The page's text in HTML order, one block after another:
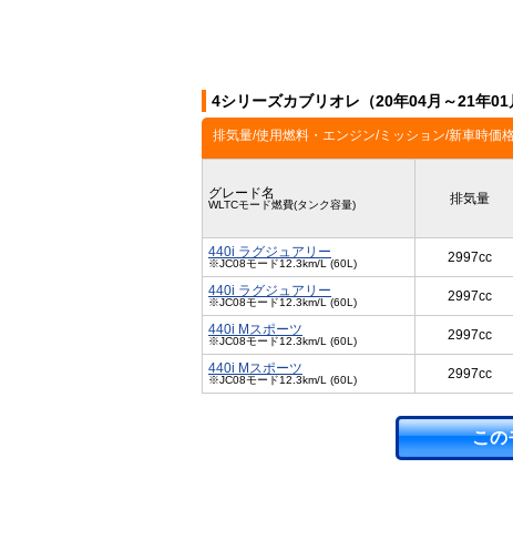
4シリーズカブリオレ（20年04月～21年
排気量/使用燃料・エンジン/ミッション/新車時価
グレード名
WLTCモード燃費(タンク容量) 排気量
440i ラグジュアリー
※JC08モード12.3km/L (60L) 2997cc
440i ラグジュアリー
※JC08モード12.3km/L (60L) 2997cc
440i Mスポーツ
※JC08モード12.3km/L (60L) 2997cc
440i Mスポーツ
※JC08モード12.3km/L (60L) 2997cc
この